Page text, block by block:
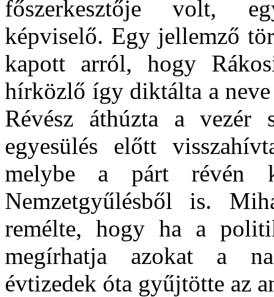
főszerkesztője volt,
képviselő. Egy jellemző
kapott arról, hogy
hírközlő így diktálta a
Révész áthúzta a vezér
egyesülés előtt
melybe a párt
Nemzetgyűlésből is.
remélte, hogy ha a
megírhatja azokat a
évtizedek óta gyűjtötte az